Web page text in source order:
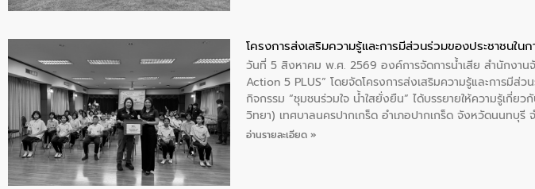
โครงการส่งเสริมความรู้และการมีส่วนร่วมของประชาชนใ
วันที่ 5 สิงหาคม พ.ศ. 2569 องค์การจัดการน้ำเสีย สำนักงาน
Action 5 PLUS” โดยจัดโครงการส่งเสริมความรู้และการมีส่
กิจกรรม “ชุมชนร่วมใจ น้ำใสยั่งยืน” ได้บรรยายให้ความรู้เกี่ย
วิทยา) เทศบาลนครปากเกร็ด อำเภอปากเกร็ด จังหวัดนนทบุรี
อ่านรายละเอียด »